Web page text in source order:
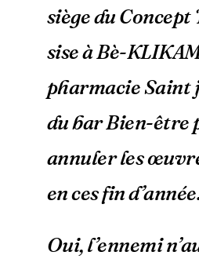
siège du
sise à Bè-
pharmacie Saint
du bar Bien-être
annuler les
en ces fin
Oui, l’ennemi